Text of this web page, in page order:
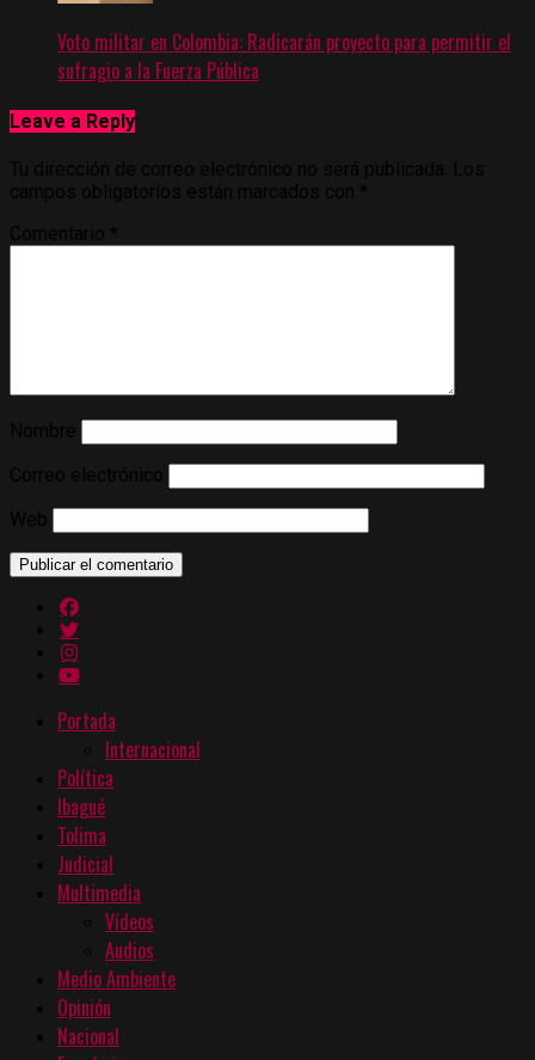
Voto militar en Colombia: Radicarán proyecto para permitir el
sufragio a la Fuerza Pública
Leave a Reply
Portada
Internacional
Política
Ibagué
Tolima
Judicial
Multimedia
Vídeos
Audios
Medio Ambiente
Opinión
Nacional